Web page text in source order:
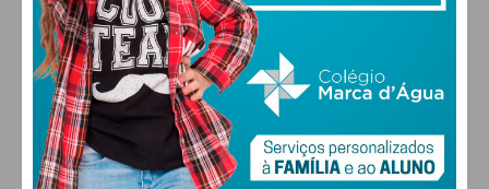
FARMACIAS DE SERVIÇO EM PAÇOS DE